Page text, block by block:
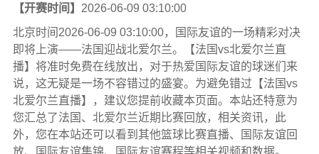
【开赛时间】 2026-06-09 03:10:00
北京时间2026-06-09 03:10:00，国际友谊的一场精彩对决
即将上演——法国迎战北爱尔兰。【法国vs北爱尔兰直
播】将准时免费在线放出，对于热爱国际友谊的球迷们来
说，这无疑是一场不容错过的盛宴。为避免错过【法国vs
北爱尔兰直播】，建议您提前收藏本页面。本站还特意为
您汇总了法国、北爱尔兰近期比赛回放，相关资讯，此
外，您在本站还可以看到其他篮球比赛直播、国际友谊回